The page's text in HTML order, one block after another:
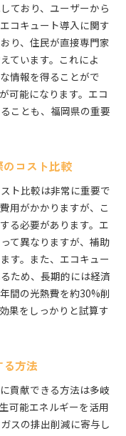
ており、ユーザーから
コキュート導入に関す
り、住民が直接専門家
ています。これによ
情報を得ることがで
可能になります。エコ
ことも、福岡県の重要
コスト比較
ト比較は非常に重要で
用がかかりますが、こ
る必要があります。エ
て異なりますが、補助
す。また、エコキュー
ため、長期的には経済
間の光熱費を約30%削
果をしっかりと試算す
方法
貢献できる方法は多岐
可能エネルギーを活用
スの排出削減に寄与し